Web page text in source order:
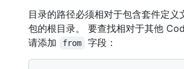
目录的路径必须相对于包含套件定
包的根目录。 要查找相对于其他
请添加
from 字段：